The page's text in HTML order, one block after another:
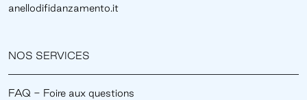
anellodifidanzamento.it
NOS SERVICES
FAQ - Foire aux questions